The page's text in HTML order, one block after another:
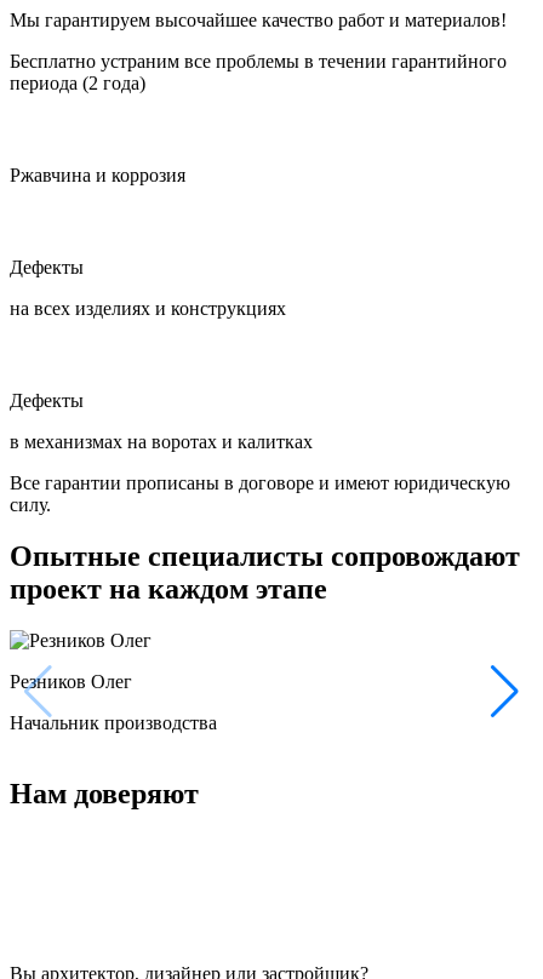
Мы гарантируем высочайшее качество работ и материалов!
Бесплатно устраним все проблемы в течении гарантийного
периода (2 года)
Ржавчина и коррозия
Дефекты
на всех изделиях и конструкциях
Дефекты
в механизмах на воротах и калитках
Все гарантии прописаны в договоре и имеют юридическую
силу.
Опытные специалисты сопровождают
проект на каждом этапе
Резников Олег
Начальник производства
Нам доверяют
Вы архитектор, дизайнер или застройщик?